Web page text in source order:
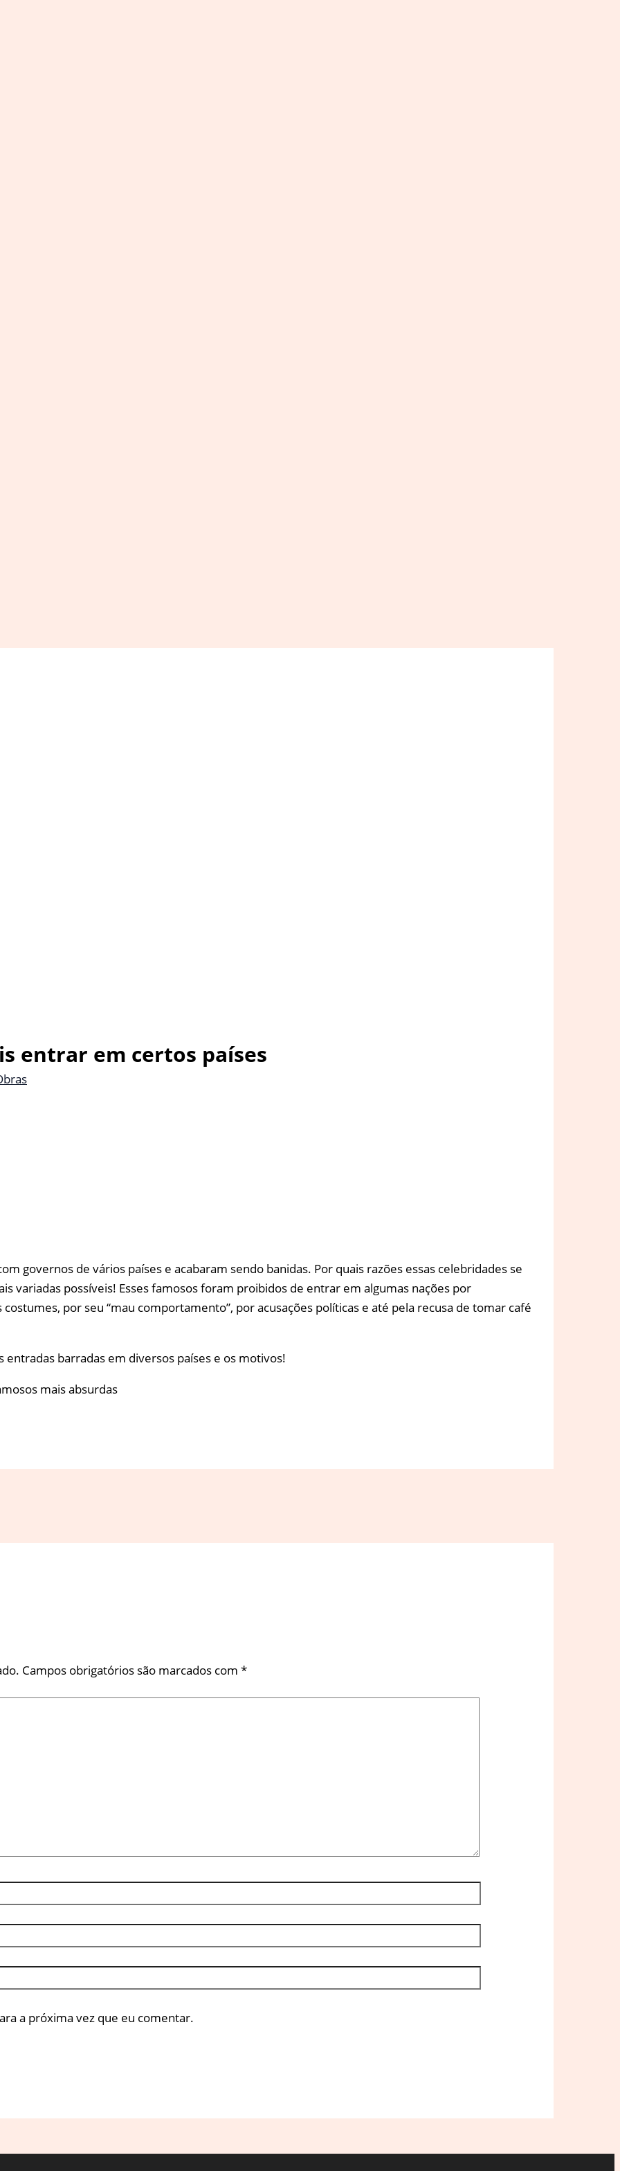
entrar em certos países
governos de vários países e acabaram sendo banidas. Por quais razões essas celebridades se
variadas possíveis! Esses famosos foram proibidos de entrar em algumas nações por
por seu “mau comportamento”, por acusações políticas e até pela recusa de tomar café
barradas em diversos países e os motivos!
mais absurdas
Campos obrigatórios são marcados com*
a próxima vez que eu comentar.